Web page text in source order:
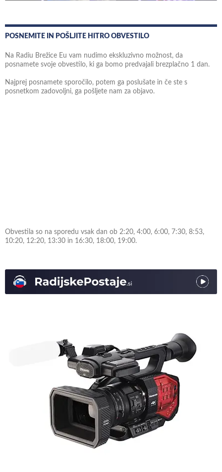
POSNEMITE IN POŠLJITE HITRO OBVESTILO
Na Radiu Brežice Eu vam nudimo ekskluzivno možnost, da
posnamete svoje obvestilo, ki ga bomo predvajali brezplačno 1 dan.
Najprej posnamete sporočilo, potem ga poslušate in če ste s
posnetkom zadovoljni, ga pošljete nam za objavo.
Obvestila so na sporedu vsak dan ob 2:20, 4:00, 6:00, 7:30, 8:53,
10:20, 12:20, 13:30 in 16:30, 18:00, 19:00.